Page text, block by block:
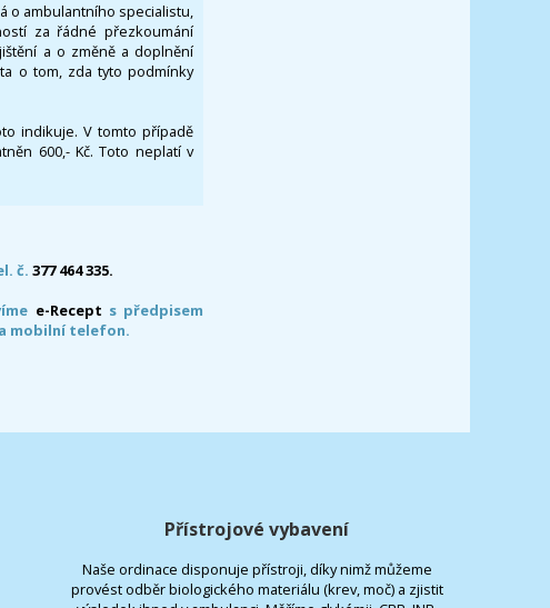
o ambulantního specialistu,
za řádné přezkoumání
a o změně a doplnění
o tom, zda tyto podmínky
indikuje. V tomto případě
600,- Kč. Toto neplatí v
č. 377 464 335.
e-Recept s předpisem
mobilní telefon.
Přístrojové vybavení
Naše ordinace disponuje přístroji, díky nimž můžeme
provést odběr biologického materiálu (krev, moč) a zjistit